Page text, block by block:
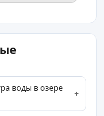
воды в озере